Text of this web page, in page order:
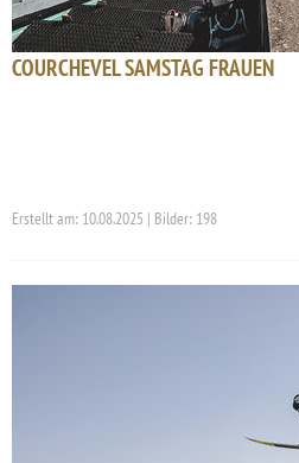
COURCHEVEL SAMSTAG FRAUEN
Erstellt am: 10.08.2025 | Bilder: 198